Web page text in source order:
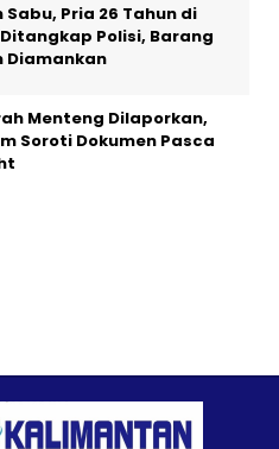
Pria 26 Tahun di
Polisi, Barang
Diamankan
Menteng Dilaporkan,
Soroti Dokumen Pasca